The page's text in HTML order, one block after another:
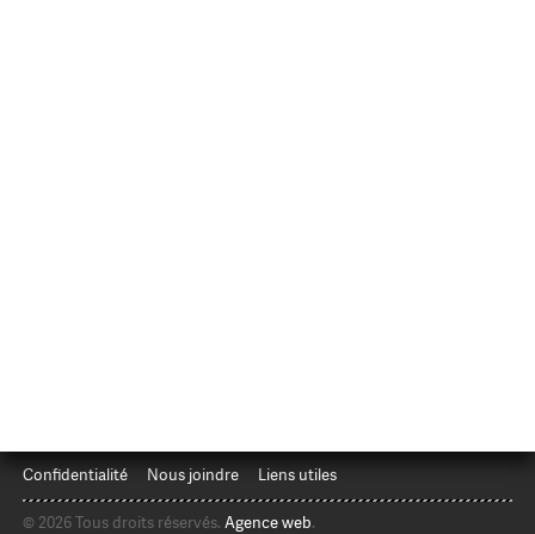
Confidentialité Nous joindre Liens utiles
© 2026 Tous droits réservés. Agence web.